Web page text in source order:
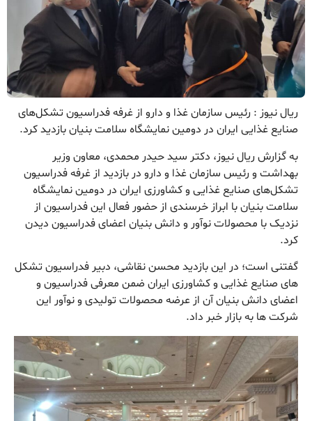
ریال نیوز : رئیس سازمان غذا و دارو از غرفه فدراسیون تشکل‌های
صنایع غذایی ایران در دومین نمایشگاه سلامت بنیان بازدید کرد.
به گزارش ریال نیوز، دکتر سید حیدر محمدی، معاون وزیر
بهداشت و رئیس سازمان غذا و دارو در بازدید از غرفه فدراسیون
تشکل‌های صنایع غذایی و کشاورزی ایران در دومین نمایشگاه
سلامت بنیان با ابراز خرسندی از حضور فعال این فدراسیون از
نزدیک با محصولات نوآور و دانش بنیان اعضای فدراسیون دیدن
کرد.
گفتنی است؛ در این بازدید محسن نقاشی، دبیر فدراسیون تشکل
های صنایع غذایی و کشاورزی ایران ضمن معرفی فدراسیون و
اعضای دانش بنیان آن از عرضه محصولات تولیدی و نوآور این
شرکت ها به بازار خبر داد.